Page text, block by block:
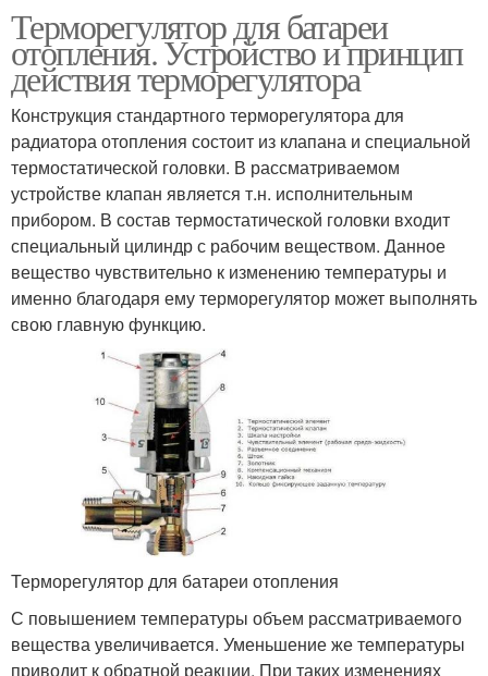
Терморегулятор для батареи
отопления. Устройство и принцип
действия терморегулятора
Конструкция стандартного терморегулятора для
радиатора отопления состоит из клапана и специальной
термостатической головки. В рассматриваемом
устройстве клапан является т.н. исполнительным
прибором. В состав термостатической головки входит
специальный цилиндр с рабочим веществом. Данное
вещество чувствительно к изменению температуры и
именно благодаря ему терморегулятор может выполнять
свою главную функцию.
Терморегулятор для батареи отопления
С повышением температуры объем рассматриваемого
вещества увеличивается. Уменьшение же температуры
приводит к обратной реакции. При таких изменениях